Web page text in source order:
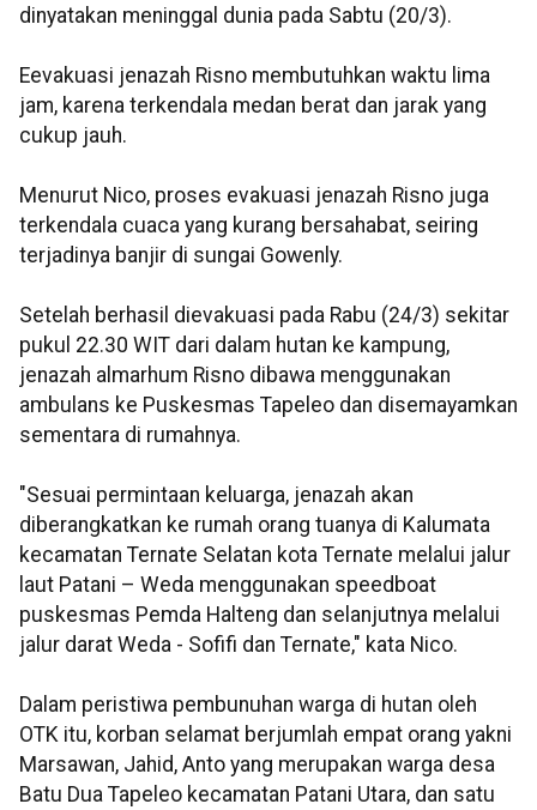
dinyatakan meninggal dunia pada Sabtu (20/3).
Eevakuasi jenazah Risno membutuhkan waktu lima
jam, karena terkendala medan berat dan jarak yang
cukup jauh.
Menurut Nico, proses evakuasi jenazah Risno juga
terkendala cuaca yang kurang bersahabat, seiring
terjadinya banjir di sungai Gowenly.
Setelah berhasil dievakuasi pada Rabu (24/3) sekitar
pukul 22.30 WIT dari dalam hutan ke kampung,
jenazah almarhum Risno dibawa menggunakan
ambulans ke Puskesmas Tapeleo dan disemayamkan
sementara di rumahnya.
"Sesuai permintaan keluarga, jenazah akan
diberangkatkan ke rumah orang tuanya di Kalumata
kecamatan Ternate Selatan kota Ternate melalui jalur
laut Patani – Weda menggunakan speedboat
puskesmas Pemda Halteng dan selanjutnya melalui
jalur darat Weda - Sofifi dan Ternate," kata Nico.
Dalam peristiwa pembunuhan warga di hutan oleh
OTK itu, korban selamat berjumlah empat orang yakni
Marsawan, Jahid, Anto yang merupakan warga desa
Batu Dua Tapeleo kecamatan Patani Utara, dan satu